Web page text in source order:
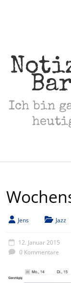
Ich bin
Jens Jazz
12. Januar 2015
0 Kommentare